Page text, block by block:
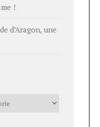
!
d’Aragon, une